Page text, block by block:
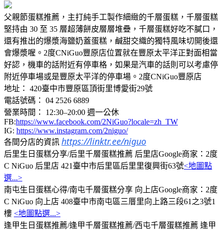
父親節蛋糕推薦，主打純手工製作細緻的千層蛋糕，千層蛋糕
堅持由 30 至 35 層超薄餅皮層層堆疊，千層蛋糕好吃不膩口，
還有推出的爆漿海鹽奶蓋蛋糕，鹹甜交織的獨特風味切開後還
會爆漿喔。2度CNiGuo豐原店位置就在豐原太平洋正對面相當
好認，機車的話附近有停車格，如果是汽車的話則可以考慮停
附近停車場或是豐原太平洋的停車場。2度CNiGuo豐原店
地址： 420臺中市豐原區頂街里博愛街29號
電話號碼： 04 2526 6889
營業時間： 12:30–20:00 週一公休
FB:https://www.facebook.com/2NiGuo?locale=zh_TW
IG: https://www.instagram.com/2niguo/
各間分店的資訊 https://linktr.ee/niguo
后里生日蛋糕分享/后里千層蛋糕推薦 后里店Google商家：2度
C NiGuo 后里店 421臺中市后里區后里里復興街63號<地圖點
選...>
南屯生日蛋糕心得/南屯千層蛋糕分享 向上店Google商家：2度
C NiGuo 向上店 408臺中市南屯區三厝里向上路三段61之3號1
樓 <地圖點選...>
逢甲生日蛋糕推薦/逢甲千層蛋糕推薦/西屯千層蛋糕推薦 逢甲